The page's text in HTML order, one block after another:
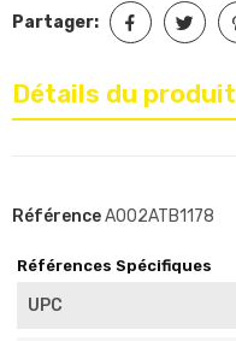
Partager:
Détails du produit
RéférenceA002ATB1178
Références Spécifiques
UPC